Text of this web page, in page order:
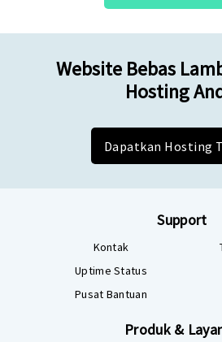
Website Bebas
Hosting
Dapatkan Hosting
Support
Kontak
Uptime Status
Pusat Bantuan
Produk &